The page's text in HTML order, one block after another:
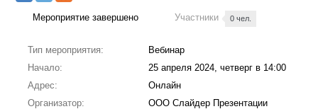
Мероприятие завершено Участники 0 чел.
Тип мероприятия:
Вебинар
Начало:
25 апреля 2024, четверг в 14:00
Адрес:
Онлайн
Организатор:
ООО Слайдер Презентации